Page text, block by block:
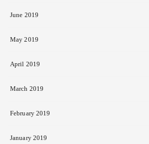
June 2019
May 2019
April 2019
March 2019
February 2019
January 2019